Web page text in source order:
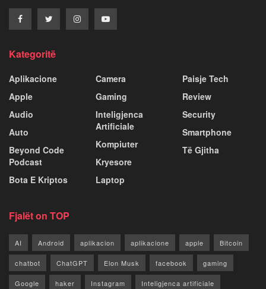
Kategoritë
Aplikacione
Apple
Audio
Auto
Beyond Code
Podcast
Bota E Kriptos
Camera
Gaming
Inteligjenca
Artificiale
Kompiuter
Kryesore
Laptop
Paisje Tech
Review
Security
Smartphone
Të Gjitha
Fjalët on TOP
AI Android aplikacion aplikacione apple Bitcoin
chatbot ChatGPT Elon Musk facebook gaming
Google haker Instagram Inteligjenca artificiale